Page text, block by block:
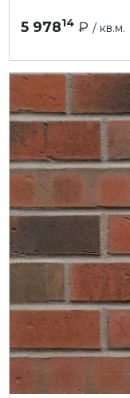
5 97814₽ / кв.м.